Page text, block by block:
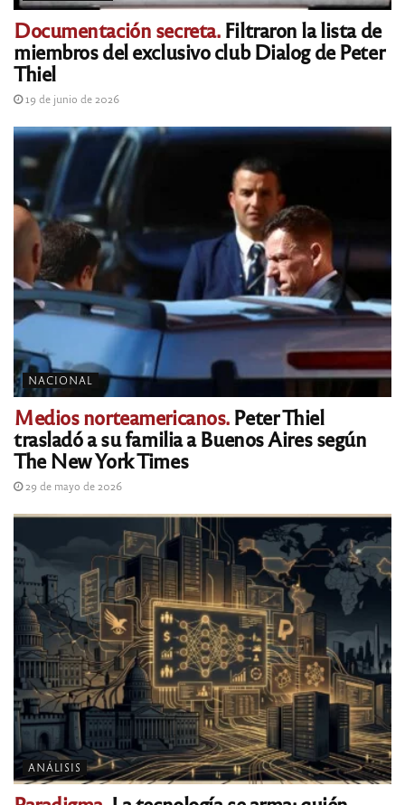
Documentación secreta.Filtraron la lista de
miembros del exclusivo club Dialog de Peter
Thiel
19 de junio de 2026
NACIONAL
Medios norteamericanos.Peter Thiel
trasladó a su familia a Buenos Aires según
The New York Times
29 de mayo de 2026
ANÁLISIS